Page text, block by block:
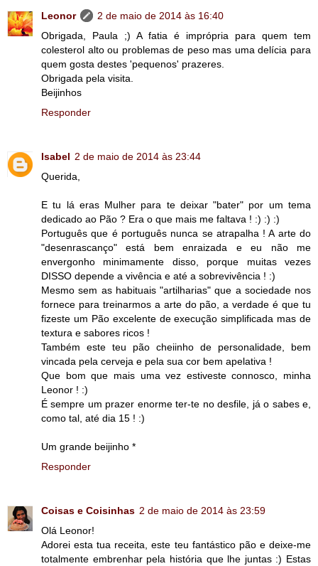
Leonor
2 de maio de 2014 às 16:40
Obrigada, Paula ;) A fatia é imprópria para quem tem
colesterol alto ou problemas de peso mas uma delícia para
quem gosta destes 'pequenos' prazeres.
Obrigada pela visita.
Beijinhos
Responder
Isabel 2 de maio de 2014 às 23:44
Querida,
E tu lá eras Mulher para te deixar "bater" por um tema
dedicado ao Pão ? Era o que mais me faltava ! :) :) :)
Português que é português nunca se atrapalha ! A arte do
"desenrascanço" está bem enraizada e eu não me
envergonho minimamente disso, porque muitas vezes
DISSO depende a vivência e até a sobrevivência ! :)
Mesmo sem as habituais "artilharias" que a sociedade nos
fornece para treinarmos a arte do pão, a verdade é que tu
fizeste um Pão excelente de execução simplificada mas de
textura e sabores ricos !
Também este teu pão cheiinho de personalidade, bem
vincada pela cerveja e pela sua cor bem apelativa !
Que bom que mais uma vez estiveste connosco, minha
Leonor ! :)
É sempre um prazer enorme ter-te no desfile, já o sabes e,
como tal, até dia 15 ! :)
Um grande beijinho *
Responder
Coisas e Coisinhas 2 de maio de 2014 às 23:59
Olá Leonor!
Adorei esta tua receita, este teu fantástico pão e deixe-me
totalmente embrenhar pela história que lhe juntas :) Estas